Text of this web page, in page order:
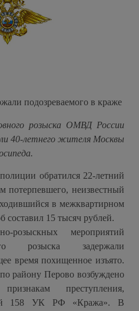
подозреваемого в краже
розыска ОМВД России
40-летнего жителя Москвы
обратился 22-летний
потерпевшего, неизвестный
в межквартирном
составил 15 тысяч рублей.
розыскных мероприятий
розыска задержали
время похищенное изъято.
району Перово возбуждено
преступления,
158 УК РФ «Кража». В